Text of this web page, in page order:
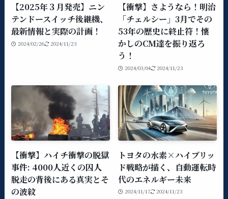
【2025年３月発売】ニン
テンドースイッチ後継機、
最新情報と実際の計画！
2024/02/26 2024/11/23
【衝撃】さようなら！明治
「チェルシー」3月でその
53年の歴史に終止符！懐
かしのCM達を振り返ろ
う！
2024/03/04 2024/11/23
【衝撃】ハイチ衝撃の脱獄
事件: 4000人近くの囚人
脱走の背後にある真実とそ
の波紋
トヨタの水素×ハイブリッ
ド戦略が描く、自動運転時
代のエネルギー未来
2024/11/17 2024/11/23